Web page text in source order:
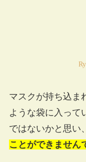
マスクが持ち込ま
ような袋に入って
ではないかと思い
ことができません